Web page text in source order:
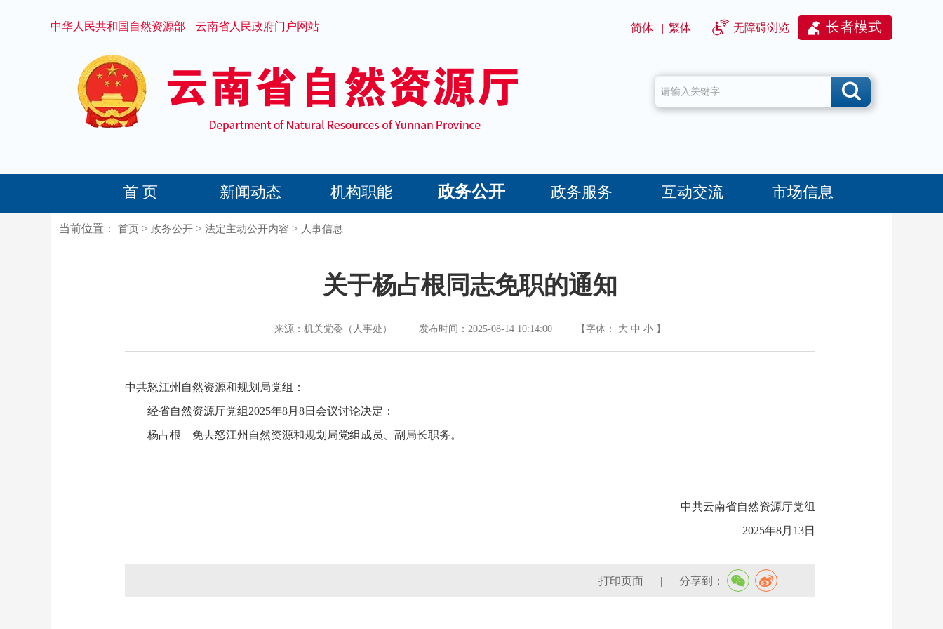
中华人民共和国自然资源部 | 云南省人民政府门户网站 简体 | 繁体 无障碍浏览 长者模式
首 页 新闻动态 机构职能 政务公开 政务服务 互动交流 市场信息
当前位置：首页 > 政务公开 >法定主动公开内容 > 人事信息
关于杨占根同志免职的通知
来源：机关党委（人事处） 发布时间：2025-08-14 10:14:00 【字体： 大 中 小】
中共怒江州自然资源和规划局党组：
经省自然资源厅党组2025年8月8日会议讨论决定：
杨占根 免去怒江州自然资源和规划局党组成员、副局长职务。
中共云南省自然资源厅党组
2025年8月13日
打印页面 | 分享到：